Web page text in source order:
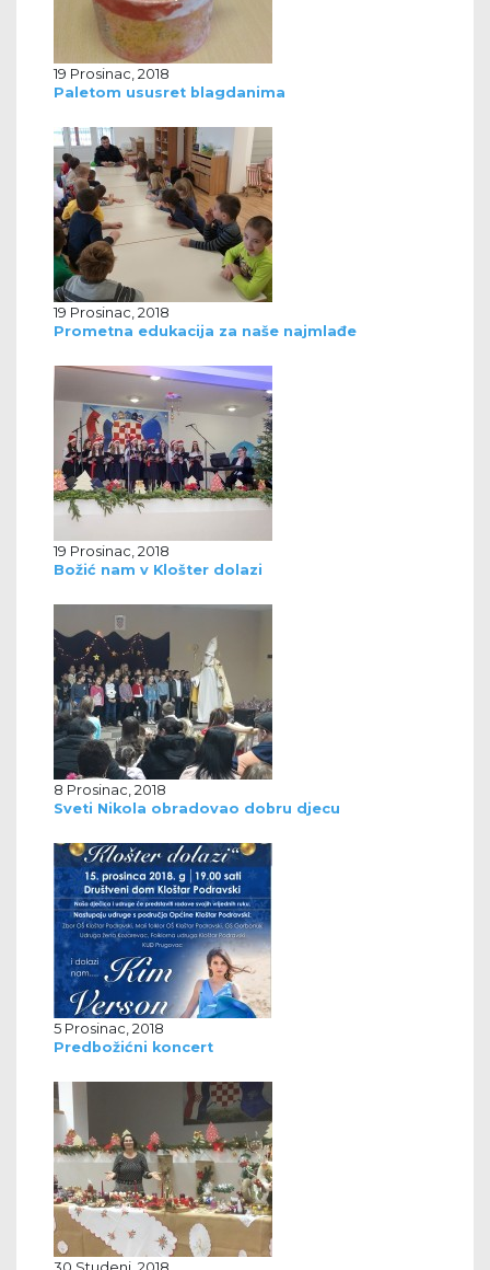
19 Prosinac, 2018
Paletom ususret blagdanima
19 Prosinac, 2018
Prometna edukacija za naše najmlađe
19 Prosinac, 2018
Božić nam v Klošter dolazi
8 Prosinac, 2018
Sveti Nikola obradovao dobru djecu
5 Prosinac, 2018
Predbožićni koncert